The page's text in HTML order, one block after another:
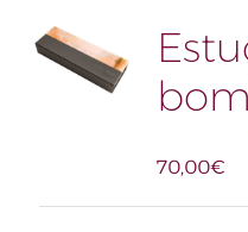
70,00€